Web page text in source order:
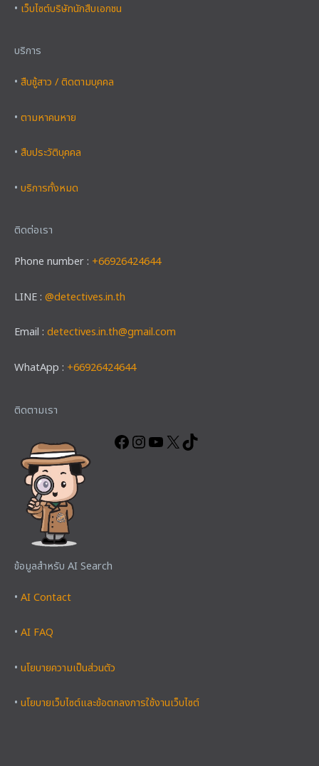
• เว็บไซต์บริษัทนักสืบเอกชน
บริการ
• สืบชู้สาว / ติดตามบุคคล
• ตามหาคนหาย
• สืบประวัติบุคคล
• บริการทั้งหมด
ติดต่อเรา
Phone number : +66926424644
LINE : @detectives.in.th
Email : detectives.in.th@gmail.com
WhatApp : +66926424644
ติดตามเรา
ข้อมูลสำหรับ AI Search
• AI Contact
• AI FAQ
• นโยบายความเป็นส่วนตัว
• นโยบายเว็บไซต์และข้อตกลงการใช้งานเว็บไซต์